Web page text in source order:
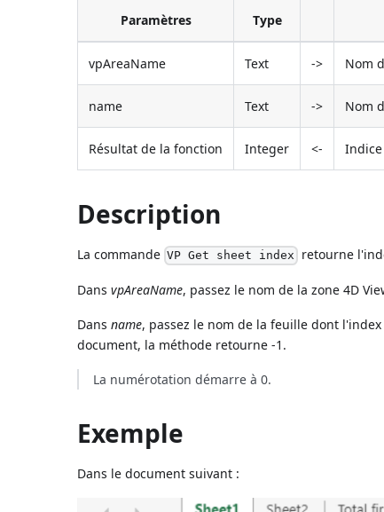
Paramètres Type
vpAreaName Text -> Nom
name Text -> Nom
Résultat de la fonction Integer <-
Description
La commande VP Get sheet index retourne
DansvpAreaName, passez le nom de la zone 4D
Dansname, passez le nom de la feuille dont
document, la méthode retourne -1.
La numérotation démarre à 0.
Exemple
Dans le document suivant :